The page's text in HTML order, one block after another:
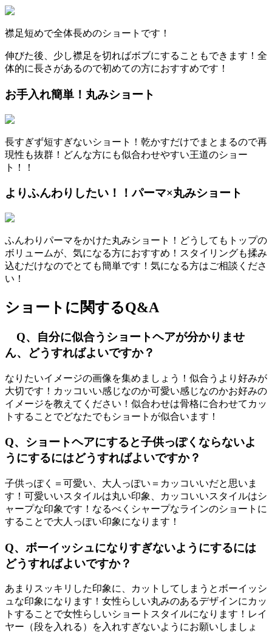
襟足短めで全体長めのショートです！
伸びた後、少し襟足を切ればボブにすることもできます！全
体的に長さがあるので初めての方におすすめです！
お手入れ簡単！丸みショート
長すぎず短すぎないショート！乾かすだけでまとまるので再
現性も抜群！どんな方にも似合わせやすい王道のショー
ト！！
よりふんわりしたい！！パーマ×丸みショート
ふんわりパーマをかけた丸みショート！どうしてもトップの
ボリュームが、気になる方におすすめ！スタイリングも揉み
込むだけなのでとても簡単です！気になる方はご相談くださ
い！
ショートに関するQ&A
Q、自分に似合うショートヘアが分かりませ
ん、どうすればよいですか？
なりたいイメージの画像を集めましょう！似合うより好みが
大切です！カッコいい感じなのか可愛い感じなのかお好みの
イメージを教えてください！似合わせは骨格に合わせてカッ
トすることでどなたでもショートが似合います！
Q、ショートヘアにすると子供っぽくならないよ
うにするにはどうすればよいですか？
子供っぽく＝可愛い、大人っぽい＝カッコいいだと思いま
す！可愛いいスタイルは丸い印象、カッコいいスタイルはシ
ャープな印象です！なるべくシャープなラインのショートに
することで大人っぽい印象になります！
Q、ボーイッシュになりすぎないようにするには
どうすればよいですか？
あまりスッキリした印象に、カットしてしまうとボーイッシ
ュな印象になります！女性らしい丸みのあるデザインにカッ
トすることで女性らしいショートスタイルになります！レイ
ヤー（段を入れる）を入れすぎないようにお願いしましょ